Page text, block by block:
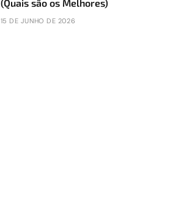
(Quais são os Melhores)
15 DE JUNHO DE 2026